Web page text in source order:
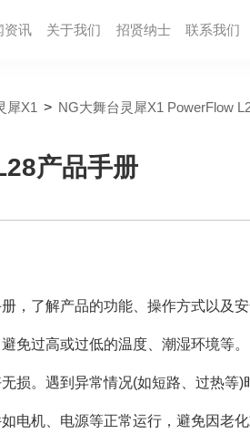
资讯 关于我们 招贤纳⼠ 联系我们
犀X1 > NG大舞台灵犀X1 PowerFlow
产品手册
，了解产品的功能、操作方式以及安
免过高或过低的温度、潮湿环境等。
损。遇到异常情况(如短路、过热等)
电机、电源等正常运行，避免因老化